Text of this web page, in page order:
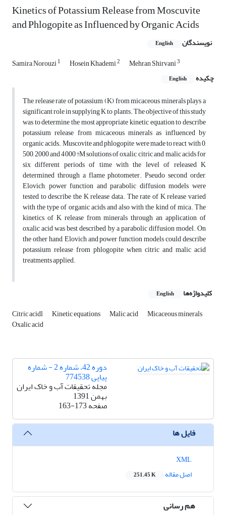
Kinetics of Potassium Release from Moscuvite
and Phlogopite as Influenced by Organic Acids
نویسندگان English
Samira Norouzi1 Hosein Khademi2 Mehran Shirvani3
چکیده English
The release rate of potassium (K) from micaceous minerals plays a
significant role in supplying K to plants. The objective of this study
was to determine the most appropriate kinetic equation to describe
potassium release from micaceous minerals as influenced by
organic acids. Muscovite and phlogopite were made to react with 0,
500, 2000 and 4000 ?M solutions of oxalic, citric and malic acids for
six different periods of time with the level of released K
determined through a flame photometer. Pseudo second order,
Elovich, power function and parabolic diffusion models were
tested to describe the K release data. The rate of K release varied
with the type of organic acids and also with the kind of mica. The
kinetics of K release from minerals through an application of
oxalic acid was best described by a parabolic diffusion model. On
the other hand, Elovich and power function models could describe
potassium release from phlogopite when citric and malic acid
treatments applied.
کلیدواژه‌ها English
Citric acidl Kinetic equations Malic acid Micaceous minerals
Oxalic acid
دوره 42، شماره 2 - شماره
پیاپی 774538
مجله تحقیقات آب و خاک ایران
بهمن 1391
صفحه163-173
فایل ها
اصل مقاله
251.45 K
هم رسانی